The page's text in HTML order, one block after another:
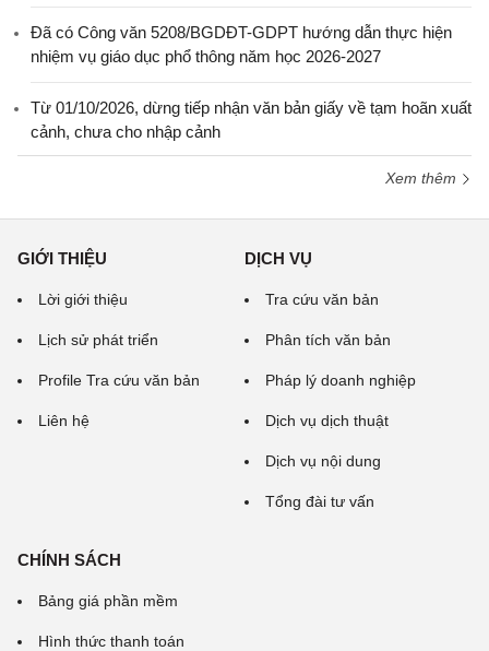
Đã có Công văn 5208/BGDĐT-GDPT hướng dẫn thực hiện
nhiệm vụ giáo dục phổ thông năm học 2026-2027
Từ 01/10/2026, dừng tiếp nhận văn bản giấy về tạm hoãn xuất
cảnh, chưa cho nhập cảnh
Xem thêm
GIỚI THIỆU
Lời giới thiệu
Lịch sử phát triển
Profile Tra cứu văn bản
Liên hệ
DỊCH VỤ
Tra cứu văn bản
Phân tích văn bản
Pháp lý doanh nghiệp
Dịch vụ dịch thuật
Dịch vụ nội dung
Tổng đài tư vấn
CHÍNH SÁCH
Bảng giá phần mềm
Hình thức thanh toán